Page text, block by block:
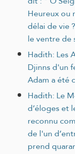
Heureux ou
délai de vie
le ventre de
Hadith: Les
Djinns d'un
Adam a été
Hadith: Le
d’éloges et
reconnu
de l'un
prend